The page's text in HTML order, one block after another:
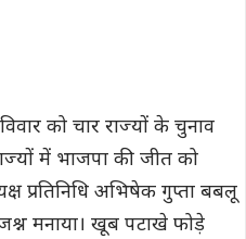
को चार राज्यों के चुनाव
में भाजपा की जीत को
प्रतिनिधि अभिषेक गुप्ता बबलू
मनाया। खूब पटाखे फोड़े